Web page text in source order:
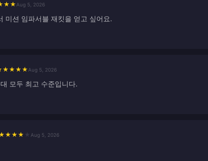
★ ★ Aug 5, 2026
미션 임파서블 재킷을 얻고 싶어요.
★ ★ ★ ★ Aug 5, 2026
모두 최고 수준입니다.
★ ★ ★ Aug 5, 2026